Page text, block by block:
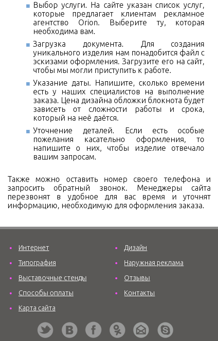
Выбор услуги. На сайте указан список услуг,
которые предлагает клиентам рекламное
агентство Orion. Выберите ту, которая
необходима вам.
Загрузка документа. Для создания
уникального изделия нам понадобится файл с
эскизами оформления. Загрузите его на сайт,
чтобы мы могли приступить к работе.
Указание даты. Напишите, сколько времени
есть у наших специалистов на выполнение
заказа. Цена дизайна обложки блокнота будет
зависеть от сложности работы и срока,
который на неё даётся.
Уточнение деталей. Если есть особые
пожелания касательно оформления, то
напишите о них, чтобы изделие отвечало
вашим запросам.
Также можно оставить номер своего телефона и
запросить обратный звонок. Менеджеры сайта
перезвонят в удобное для вас время и уточнят
информацию, необходимую для оформления заказа.
Интернет
Дизайн
Типография
Наружная реклама
Выставочные стенды
Отзывы
Способы оплаты
Контакты
Карта сайта